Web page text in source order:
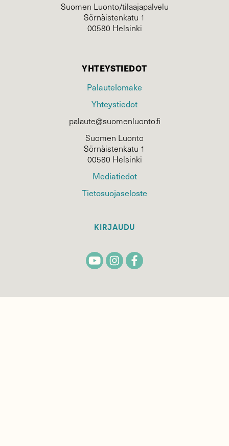
Suomen Luonto/tilaajapalvelu
Sörnäistenkatu 1
00580 Helsinki
YHTEYSTIEDOT
Palautelomake
Yhteystiedot
palaute@suomenluonto.fi
Suomen Luonto
Sörnäistenkatu 1
00580 Helsinki
Mediatiedot
Tietosuojaseloste
KIRJAUDU